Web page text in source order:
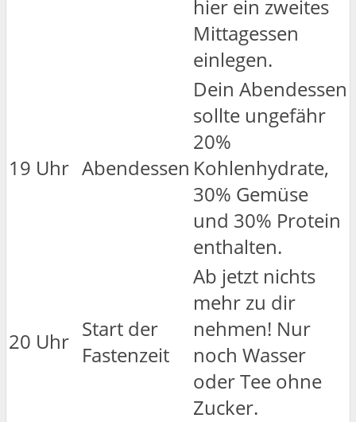
hier ein zweites
Mittagessen
einlegen.
19 Uhr Abendessen
Dein Abendessen
sollte ungefähr
20%
Kohlenhydrate,
30% Gemüse
und 30% Protein
enthalten.
20 Uhr Start der
Fastenzeit
Ab jetzt nichts
mehr zu dir
nehmen! Nur
noch Wasser
oder Tee ohne
Zucker.